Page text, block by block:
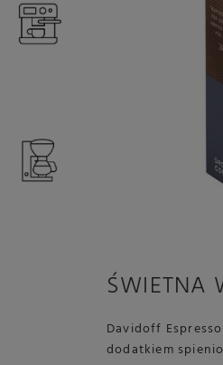
ŚWIETNA
Davidoff
dodatkiem